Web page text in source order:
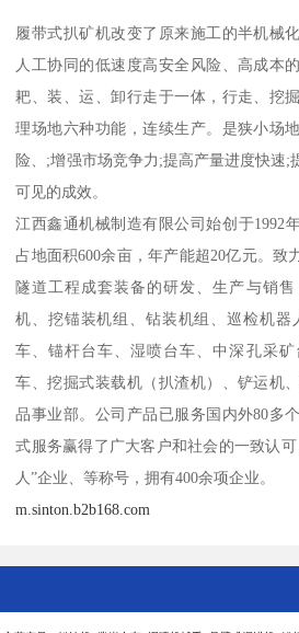
履带式扒矿机改变了原来施工的半机械
人工协同的低速度高安全风险、高成本
耙、装、运、卸行走于一体，行走、挖
理场地六种功能，连续生产。是狭小场
险、;增强市场竞争力;提高产量进度快速;
可见的成效。
江西鑫通机械制造有限公司始创于1992
占地面积600余亩，年产能超20亿元。致
隧道工程成套装备的研发、生产与销
机、挖锚装机组、钻装机组、巡检机器
车、锚杆台车、湿喷台车、中深孔采
车、挖掘式装载机（扒渣机）、铲运机
品事业部。公司产品已服务国内外80多
式服务赢得了广大客户和社会的一致认
人”企业、等称号，拥有400余项企业。
m.sinton.b2b168.com